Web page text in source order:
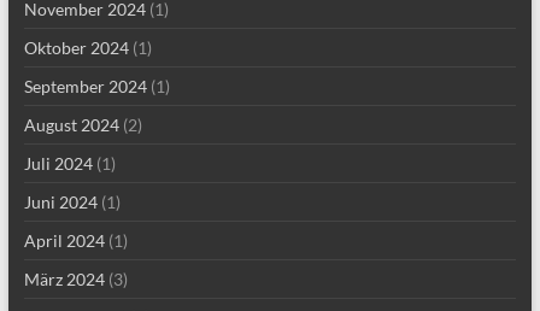
November 2024(1)
Oktober 2024(1)
September 2024(1)
August 2024(2)
Juli 2024(1)
Juni 2024(1)
April 2024(1)
März 2024(3)